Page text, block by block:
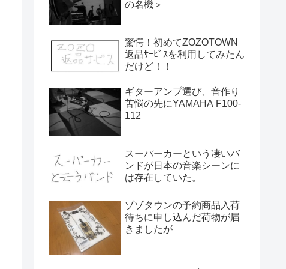
の名機＞
驚愕！初めてZOZOTOWN
返品ｻｰﾋﾞｽを利用してみたん
だけど！！
ギターアンプ選び、音作り
苦悩の先にYAMAHA F100-
112
スーパーカーという凄いバ
ンドが日本の音楽シーンに
は存在していた。
ゾゾタウンの予約商品入荷
待ちに申し込んだ荷物が届
きましたが